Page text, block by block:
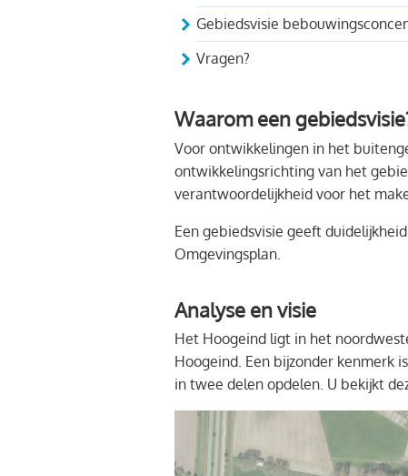
Gebiedsvisie
Vragen?
Waarom een
Voor ontwikkelingen in het
ontwikkelingsrichting van het
verantwoordelijkheid voor het
Een gebiedsvisie geeft
Omgevingsplan.
Analyse en visie
Het Hoogeind ligt in het
Hoogeind. Een bijzonder kenmerk
in twee delen opdelen. U bekijkt